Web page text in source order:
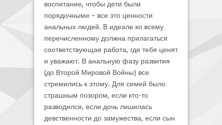
воспитание, чтобы дети были
порядочными – все это ценности
анальных людей. В идеале ко всему
перечисленному должна прилагаться
соответствующая работа, где тебя ценят
и уважают. В анальную фазу развития
(до Второй Мировой Войны) все
стремились к этому. Для семей было
страшным позором, если кто-то
разводился, если дочь лишилась
девственности до замужества, если сын